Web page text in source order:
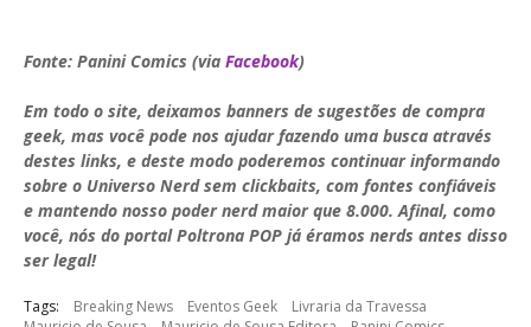
Fonte: Panini Comics (via Facebook)
Em todo o site, deixamos banners de sugestões de compra
geek, mas você pode nos ajudar fazendo uma busca através
destes links, e deste modo poderemos continuar informando
sobre o Universo Nerd sem clickbaits, com fontes confiáveis
e mantendo nosso poder nerd maior que 8.000. Afinal, como
você, nós do portal Poltrona POP já éramos nerds antes disso
ser legal!
Tags: Breaking News Eventos Geek
Livraria da Travessa